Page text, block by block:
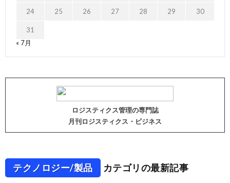
24 25 26 27 28 29 30
31
« 7月
ロジスティクス管理の専門誌
月刊ロジスティクス・ビジネス
テクノロジー/製品 カテゴリの最新記事